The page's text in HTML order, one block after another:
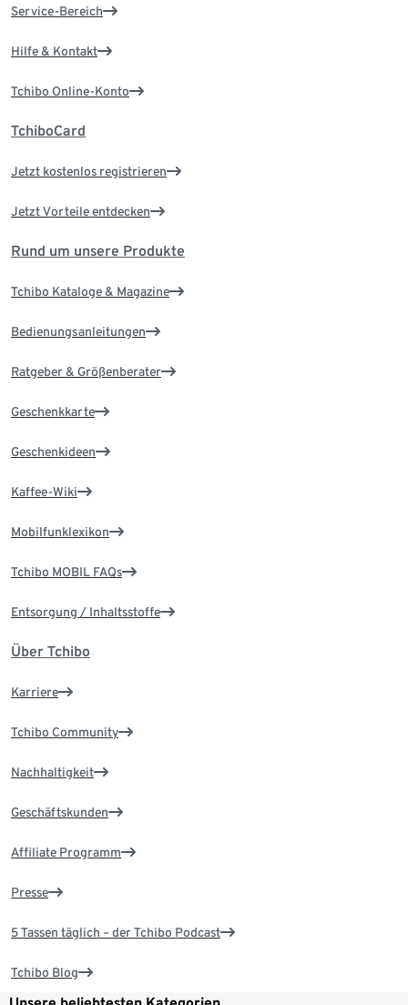
Service-Bereich
Hilfe & Kontakt
Tchibo Online-Konto
TchiboCard
Jetzt kostenlos registrieren
Jetzt Vorteile entdecken
Rund um unsere Produkte
Tchibo Kataloge & Magazine
Bedienungsanleitungen
Ratgeber & Größenberater
Geschenkkarte
Geschenkideen
Kaffee-Wiki
Mobilfunklexikon
Tchibo MOBIL FAQs
Entsorgung / Inhaltsstoffe
Über Tchibo
Karriere
Tchibo Community
Nachhaltigkeit
Geschäftskunden
Affiliate Programm
Presse
5 Tassen täglich – der Tchibo Podcast
Tchibo Blog